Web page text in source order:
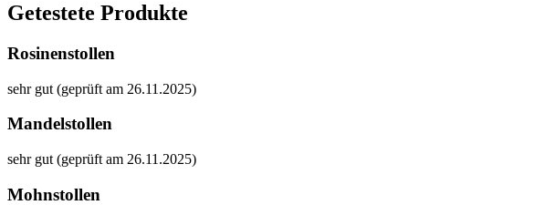
Getestete Produkte
Rosinenstollen
sehr gut (geprüft am 26.11.2025)
Mandelstollen
sehr gut (geprüft am 26.11.2025)
Mohnstollen